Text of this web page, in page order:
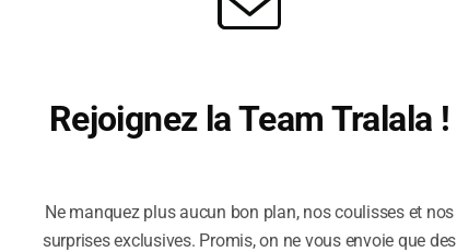
PLUS DE BRACELETS
Rejoignez la Team Tralala !
Ne manquez plus aucun bon plan, nos coulisses et nos
surprises exclusives. Promis, on ne vous envoie que des